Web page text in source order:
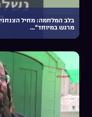
בלב המלחמה: מחיל
מרגש במיוחד”…